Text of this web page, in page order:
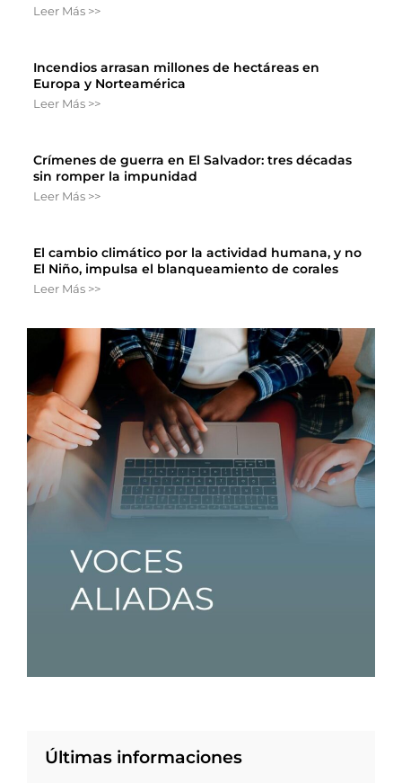
Leer Más >>
Incendios arrasan millones de hectáreas en
Europa y Norteamérica
Leer Más >>
Crímenes de guerra en El Salvador: tres décadas
sin romper la impunidad
Leer Más >>
El cambio climático por la actividad humana, y no
El Niño, impulsa el blanqueamiento de corales
Leer Más >>
Últimas informaciones